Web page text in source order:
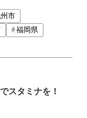
市
福岡県
スタミナを！